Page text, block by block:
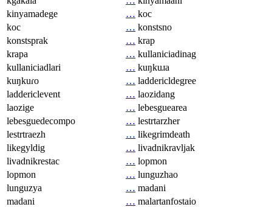
kinyamadege
… koc
koc
… konstsno
konstsprak
… krap
krapa
… kullaniciadinag
kullaniciadlari
… kuŋkuɹa
kuŋkuɾo
… laddericldegree
laddericlevent
… laozidang
laozige
… lebesguearea
lebesguedecompo
… lestrtarzher
lestrtraezh
… likegrimdeath
likegyldig
… livadnikravljak
livadnikrestac
… lopmon
lopmon
… lunguzhao
lunguzya
… madani
madani
… malartanfostaio